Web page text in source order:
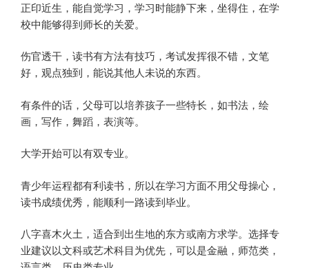
正印近生，能自觉学习，学习时能静下来，坐得住，在学
校中能够得到师长的关爱。
伤官透干，读书有方法有技巧，考试发挥很不错，文笔
好，观点独到，能说其他人未说的东西。
有条件的话，父母可以培养孩子一些特长，如书法，绘
画，写作，舞蹈，表演等。
大学开始可以有双专业。
青少年运程都有利读书，所以在学习方面不用父母操心，
读书成绩优秀，能顺利一路读到毕业。
八字喜木火土，适合到出生地的东方或南方求学。选择专
业建议以文科或艺术科目为优先，可以是金融，师范类，